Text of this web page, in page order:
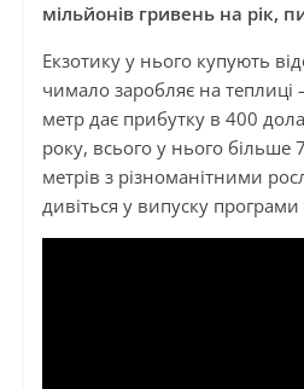
мільйонів гривень на рік,
Екзотику у нього купують
чимало заробляє на
метр дає прибутку в 400
року, всього у нього більше
метрів з різноманітними
дивіться у випуску програми